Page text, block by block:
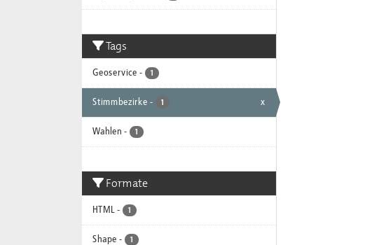
Tags
Geoservice - 1
Stimmbezirke - 1 x
Wahlen - 1
Formate
HTML - 1
Shape - 1